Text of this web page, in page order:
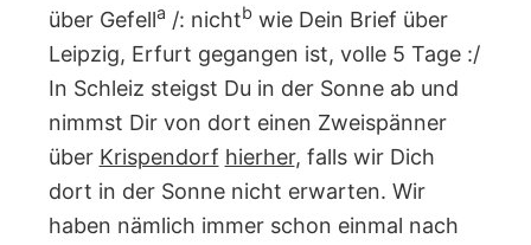
über Gefella /: nichtbwie Dein Brief über
Leipzig, Erfurt gegangen ist, volle 5 Tage :/
In Schleiz steigst Du in der Sonne ab und
nimmst Dir von dort einen Zweispänner
über Krispendorf hierher, falls wir Dich
dort in der Sonne nicht erwarten. Wir
haben nämlich immer schon einmal nach